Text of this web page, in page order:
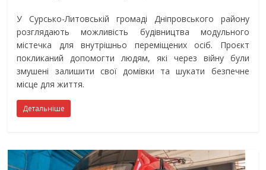
У Сурсько-Литовській громаді Дніпровського району
розглядають можливість будівництва модульного
містечка для внутрішньо переміщених осіб. Проєкт
покликаний допомогти людям, які через війну були
змушені залишити свої домівки та шукати безпечне
місце для життя.
Детальніше